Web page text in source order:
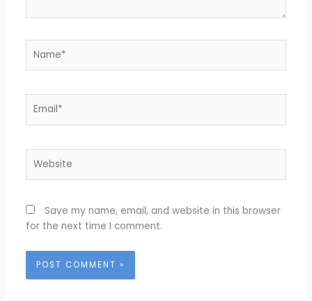
Save my name, email, and website in this browser
for the next time I comment.